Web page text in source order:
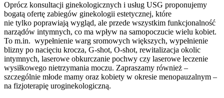
Oprócz konsultacji ginekologicznych i usług USG proponujemy
bogatą ofertę zabiegów ginekologii estetycznej, które
nie tylko poprawiają wygląd, ale przede wszystkim funkcjonalność
narządów intymnych, co ma wpływ na samopoczucie wielu kobiet.
To m.in. wypełnienie warg sromowych większych, wypełnienie
blizny po nacięciu krocza, G-shot, O-shot, rewitalizacja okolic
intymnych, laserowe obkurczanie pochwy czy laserowe leczenie
wysiłkowego nietrzymania moczu. Zapraszamy również –
szczególnie młode mamy oraz kobiety w okresie menopauzalnym –
na fizjoterapię uroginekologiczną.